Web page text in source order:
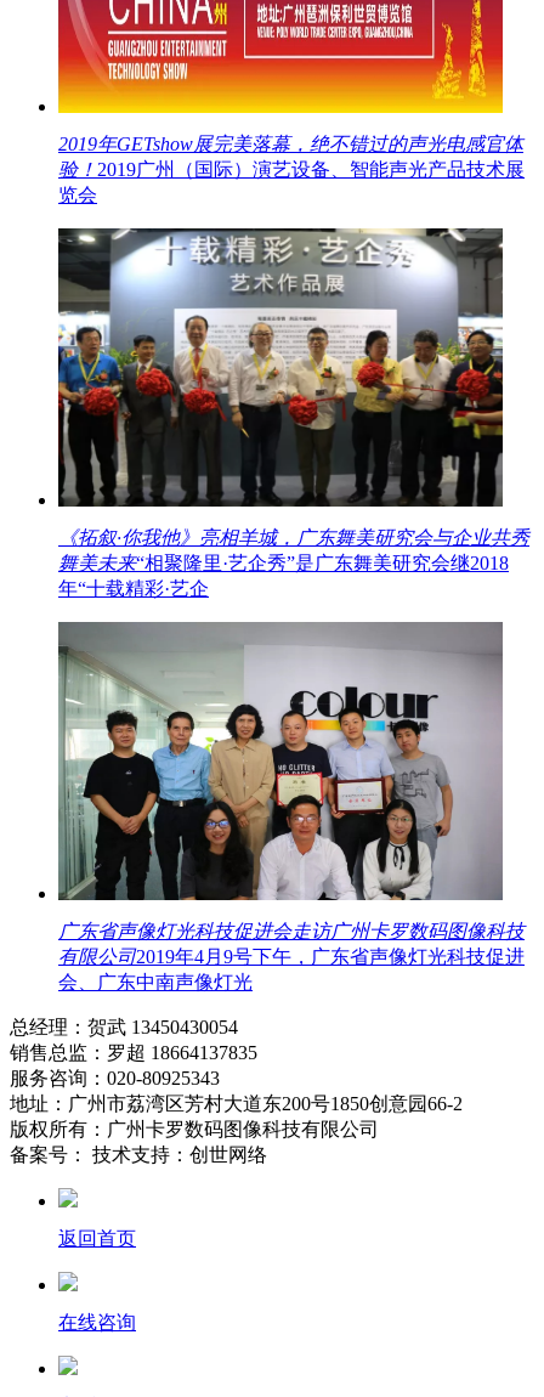
2019年GETshow展完美落幕，绝不错过的声光电感官体
验！ 2019广州（国际）演艺设备、智能声光产品技术展
览会
《拓叙·你我他》亮相羊城，广东舞美研究会与企业共秀
舞美未来“相聚隆里·艺企秀”是广东舞美研究会继2018
年“十载精彩·艺企
广东省声像灯光科技促进会走访广州卡罗数码图像科技
有限公司2019年4月9号下午，广东省声像灯光科技促进
会、广东中南声像灯光
总经理：贺武 13450430054
销售总监：罗超 18664137835
服务咨询：020-80925343
地址：广州市荔湾区芳村大道东200号1850创意园66-2
版权所有：广州卡罗数码图像科技有限公司
备案号： 技术支持：创世网络
返回首页
在线咨询